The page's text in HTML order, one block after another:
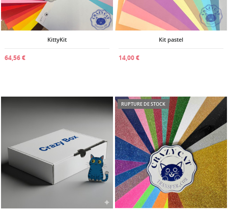
KittyKit
64,56 €
Kit pastel
14,00 €
RUPTURE DE STOCK